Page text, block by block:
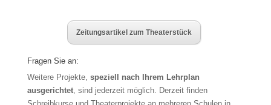
Zeitungsartikel zum Theaterstück
Fragen Sie an:
Weitere Projekte, speziell nach Ihrem Lehrplan
ausgerichtet, sind jederzeit möglich. Derzeit finden